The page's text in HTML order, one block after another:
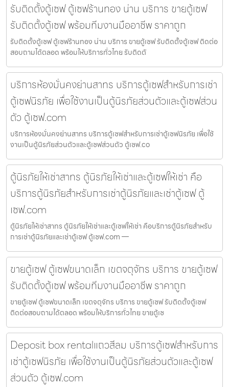
รับติดตั้งตู้เซฟ ตู้เซฟร้านทอง น่าน บริการ ขายตู้เซฟ
รับติดตั้งตู้เซฟ พร้อมทีมงานมืออาชีพ ราคาถูก
รับติดตั้งตู้เซฟ ตู้เซฟร้านทอง น่าน บริการ ขายตู้เซฟ รับติดตั้งตู้เซฟ ติดต่อ
สอบถามได้ตลอด พร้อมให้บริการทั่วไทย รับติดตั
บริการห้องมั่นคงย่านสาทร บริการตู้เซฟสำหรับการเช่า
ตู้เซฟนิรภัย เพื่อใช้งานเป็นตู้นิรภัยส่วนตัวและตู้เซฟส่วน
ตัว ตู้เซฟ.com
บริการห้องมั่นคงย่านสาทร บริการตู้เซฟสำหรับการเช่าตู้เซฟนิรภัย เพื่อใช้
งานเป็นตู้นิรภัยส่วนตัวและตู้เซฟส่วนตัว ตู้เซฟ.co
ตู้นิรภัยให้เช่าสาทร ตู้นิรภัยให้เช่าและตู้เซฟให้เช่า คือ
บริการตู้นิรภัยสำหรับการเช่าตู้นิรภัยและเช่าตู้เซฟ ตู้
เซฟ.com
ตู้นิรภัยให้เช่าสาทร ตู้นิรภัยให้เช่าและตู้เซฟให้เช่า คือบริการตู้นิรภัยสำหรับ
การเช่าตู้นิรภัยและเช่าตู้เซฟ ตู้เซฟ.com —
ขายตู้เซฟ ตู้เซฟขนาดเล็ก เขตจตุจักร บริการ ขายตู้เซฟ
รับติดตั้งตู้เซฟ พร้อมทีมงานมืออาชีพ ราคาถูก
ขายตู้เซฟ ตู้เซฟขนาดเล็ก เขตจตุจักร บริการ ขายตู้เซฟ รับติดตั้งตู้เซฟ
ติดต่อสอบถามได้ตลอด พร้อมให้บริการทั่วไทย ขายตู้เซ
Deposit box rentalแถวสีลม บริการตู้เซฟสำหรับการ
เช่าตู้เซฟนิรภัย เพื่อใช้งานเป็นตู้นิรภัยส่วนตัวและตู้เซฟ
ส่วนตัว ตู้เซฟ.com